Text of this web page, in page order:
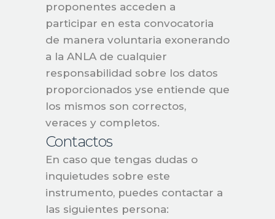
proponentes acceden a
participar en esta convocatoria
de manera voluntaria exonerando
a la ANLA de cualquier
responsabilidad sobre los datos
proporcionados yse entiende que
los mismos son correctos,
veraces y completos.
Contactos
En caso que tengas dudas o
inquietudes sobre este
instrumento, puedes contactar a
las siguientes persona: